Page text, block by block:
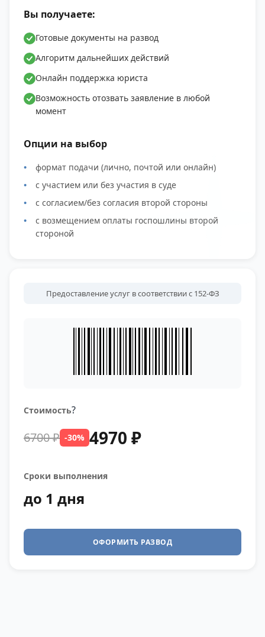
Вы получаете:
Готовые документы на развод
Алгоритм дальнейших действий
Онлайн поддержка юриста
Возможность отозвать заявление в любой
момент
Опции на выбор
формат подачи (лично, почтой или онлайн)
с участием или без участия в суде
с согласием/без согласия второй стороны
с возмещением оплаты госпошлины второй
стороной
Предоставление услуг в соответствии с 152-ФЗ
Стоимость?
6700 ₽ -30% 4970 ₽
Сроки выполнения
до 1 дня
ОФОРМИТЬ РАЗВОД